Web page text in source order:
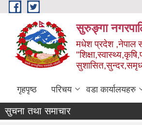
Skip to main content
सुरुङ्‍गा
मधेश प्रदेश ,नेपाल
गृहपृष्ठ परिचय वडा कार्यालयहरु
सुचना तथा समाचार